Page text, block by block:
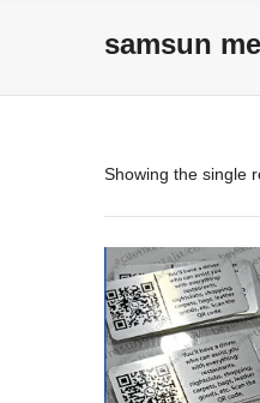
samsun
Showing the single